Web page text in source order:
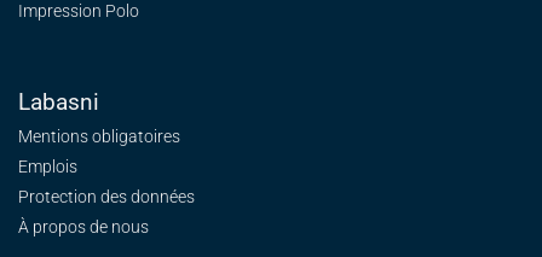
Impression Polo
Labasni
Mentions obligatoires
Emplois
Protection des données
À propos de nous